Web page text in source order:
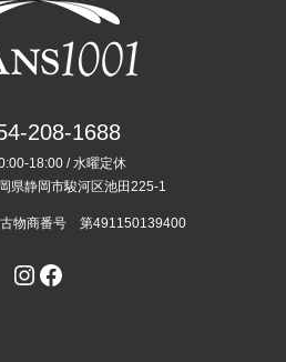
208-1688
18:00 / 水曜定休
県静岡市駿河区池田225-1
古物商番号 第491150139400
Instagram
Facebook